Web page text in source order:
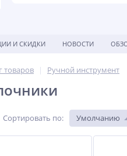
И СКИДКИ НОВОСТИ
товаров Ручной инструмент
Сортировать по: Умолчанию